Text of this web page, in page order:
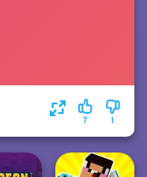
1
7